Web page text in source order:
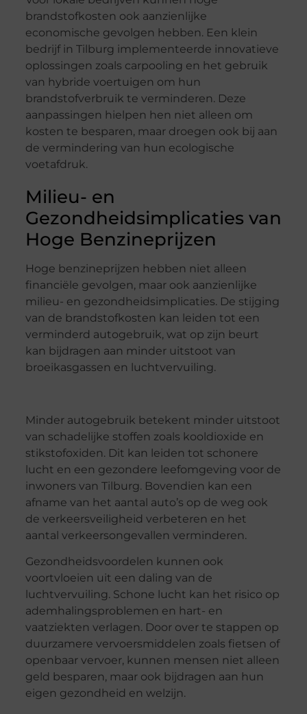
brandstofkosten ook aanzienlijke
economische gevolgen hebben. Een klein
bedrijf in Tilburg implementeerde innovatieve
oplossingen zoals carpooling en het gebruik
van hybride voertuigen om hun
brandstofverbruik te verminderen. Deze
aanpassingen hielpen hen niet alleen om
kosten te besparen, maar droegen ook bij aan
de vermindering van hun ecologische
voetafdruk.
Milieu- en
Gezondheidsimplicaties van
Hoge Benzineprijzen
Hoge benzineprijzen hebben niet alleen
financiële gevolgen, maar ook aanzienlijke
milieu- en gezondheidsimplicaties. De stijging
van de brandstofkosten kan leiden tot een
verminderd autogebruik, wat op zijn beurt
kan bijdragen aan minder uitstoot van
broeikasgassen en luchtvervuiling.
Minder autogebruik betekent minder uitstoot
van schadelijke stoffen zoals kooldioxide en
stikstofoxiden. Dit kan leiden tot schonere
lucht en een gezondere leefomgeving voor de
inwoners van Tilburg. Bovendien kan een
afname van het aantal auto’s op de weg ook
de verkeersveiligheid verbeteren en het
aantal verkeersongevallen verminderen.
Gezondheidsvoordelen kunnen ook
voortvloeien uit een daling van de
luchtvervuiling. Schone lucht kan het risico op
ademhalingsproblemen en hart- en
vaatziekten verlagen. Door over te stappen op
duurzamere vervoersmiddelen zoals fietsen of
openbaar vervoer, kunnen mensen niet alleen
geld besparen, maar ook bijdragen aan hun
eigen gezondheid en welzijn.